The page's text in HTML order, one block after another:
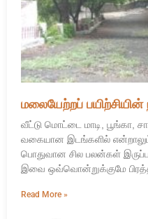
மலையேற்றப்
வீட்டு மொட்டை மாடி, பூங்கா,
வகையான இடங்களில்
பொதுவான சில பலன்கள்
இவை ஒவ்வொன்றுக்குமே
Read More »